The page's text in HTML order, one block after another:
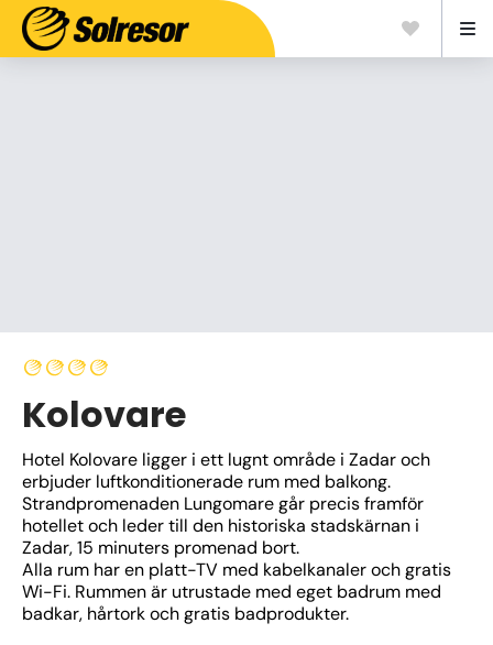
Kolovare
Hotel Kolovare ligger i ett lugnt område i Zadar och
erbjuder luftkonditionerade rum med balkong.
Strandpromenaden Lungomare går precis framför
hotellet och leder till den historiska stadskärnan i
Zadar, 15 minuters promenad bort.
Alla rum har en platt-TV med kabelkanaler och gratis
Wi-Fi. Rummen är utrustade med eget badrum med
badkar, hårtork och gratis badprodukter.